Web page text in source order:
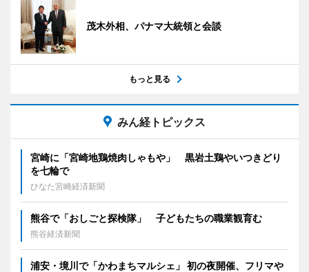
茂木外相、パナマ大統領と会談
もっと見る
みん経トピックス
宮崎に「宮崎地鶏焼肉しゃもや」 黒岩土鶏やいつきどり
を七輪で
ひなた宮崎経済新聞
熊谷で「おしごと探検隊」 子どもたちの職業観育む
熊谷経済新聞
浦安・境川で「かわまちマルシェ」 初の夜開催、フリマや